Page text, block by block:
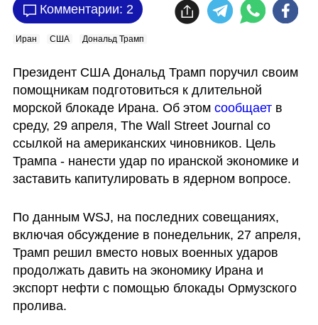
Комментарии: 2
Иран США Дональд Трамп
Президент США Дональд Трамп поручил своим
помощникам подготовиться к длительной
морской блокаде Ирана. Об этом сообщает в
среду, 29 апреля, The Wall Street Journal со
ссылкой на американских чиновников. Цель
Трампа - нанести удар по иранской экономике и
заставить капитулировать в ядерном вопросе.
По данным WSJ, на последних совещаниях,
включая обсуждение в понедельник, 27 апреля,
Трамп решил вместо новых военных ударов
продолжать давить на экономику Ирана и
экспорт нефти с помощью блокады Ормузского
пролива.